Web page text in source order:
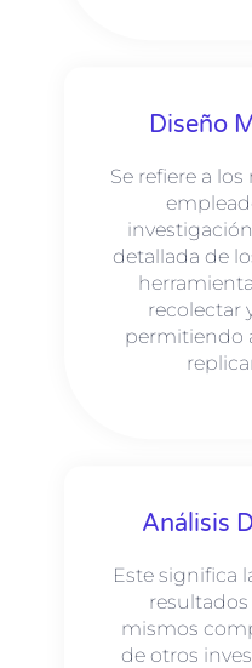
Diseño
Se refiere a
detallada de
recolectar
permitiendo
Análisis
Este significa
mismos
de otros